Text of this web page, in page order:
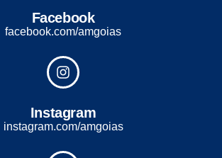
Facebook
facebook.com/amgoias
Instagram
instagram.com/amgoias